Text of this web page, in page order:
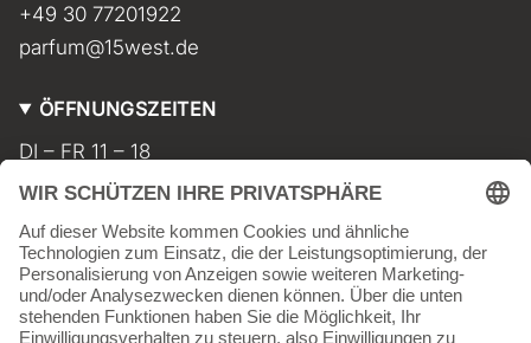
+49 30 77201922
parfum@15west.de
ÖFFNUNGSZEITEN
DI – FR 11 – 18
SA 11 – 17
MO geschlossen
INFORMATIONEN
Kontakt